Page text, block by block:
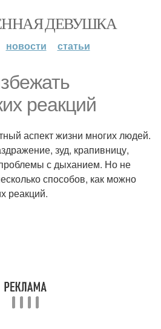
ДЕВУШКА
новости статьи
реакций
аспект жизни многих людей.
зуд, крапивницу,
с дыханием. Но не
способов, как можно
реакций.